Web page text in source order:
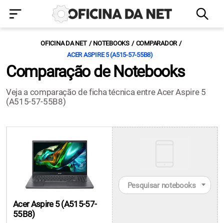
OFICINA DA NET NOTEBOOKS
COMPARADOR
ACER ASPIRE 5 (A515-57-55B8)
Comparação de Notebooks
Veja a comparação de ficha técnica entre Acer Aspire 5
(A515-57-55B8)
Acer Aspire 5 (A515-57-
55B8)
Pesquisar notebooks